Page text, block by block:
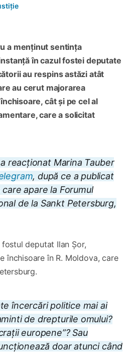
a menținut sentința
în cazul fostei deputate
au respins astăzi atât
au cerut majorarea
cât și pe cel al
care a solicitat
reacționat Marina Tauber
, după ce a publicat
apare la Forumul
de la Sankt Petersburg,
deputat Ilan Șor,
închisoare în R. Moldova, care
încercări politice mai ai
de drepturile omului?
europene”? Sau
doar atunci când